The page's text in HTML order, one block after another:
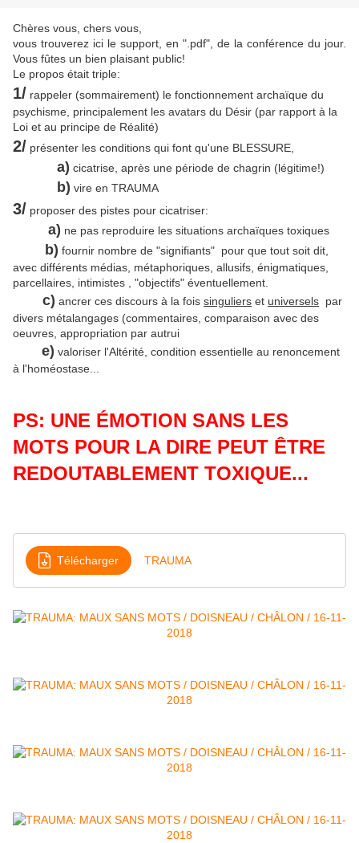
Chères vous, chers vous,
vous trouverez ici le support, en ".pdf", de la conférence du jour.
Vous fûtes un bien plaisant public!
Le propos était triple:
1/ rappeler (sommairement) le fonctionnement archaïque du
psychisme, principalement les avatars du Désir (par rapport à la
Loi et au principe de Réalité)
2/ présenter les conditions qui font qu'une BLESSURE,
a) cicatrise, après une période de chagrin (légitime!)
b) vire en TRAUMA
3/ proposer des pistes pour cicatriser:
a) ne pas reproduire les situations archaïques toxiques
b) fournir nombre de "signifiants" pour que tout soit dit,
avec différents médias, métaphoriques, allusifs, énigmatiques,
parcellaires, intimistes , "objectifs" éventuellement.
c) ancrer ces discours à la fois singuliers et universels par
divers métalangages (commentaires, comparaison avec des
oeuvres, appropriation par autrui
e) valoriser l'Altérité, condition essentielle au renoncement
à l'homéostase...
PS: UNE ÉMOTION SANS LES
MOTS POUR LA DIRE PEUT ÊTRE
REDOUTABLEMENT TOXIQUE...
Télécharger TRAUMA